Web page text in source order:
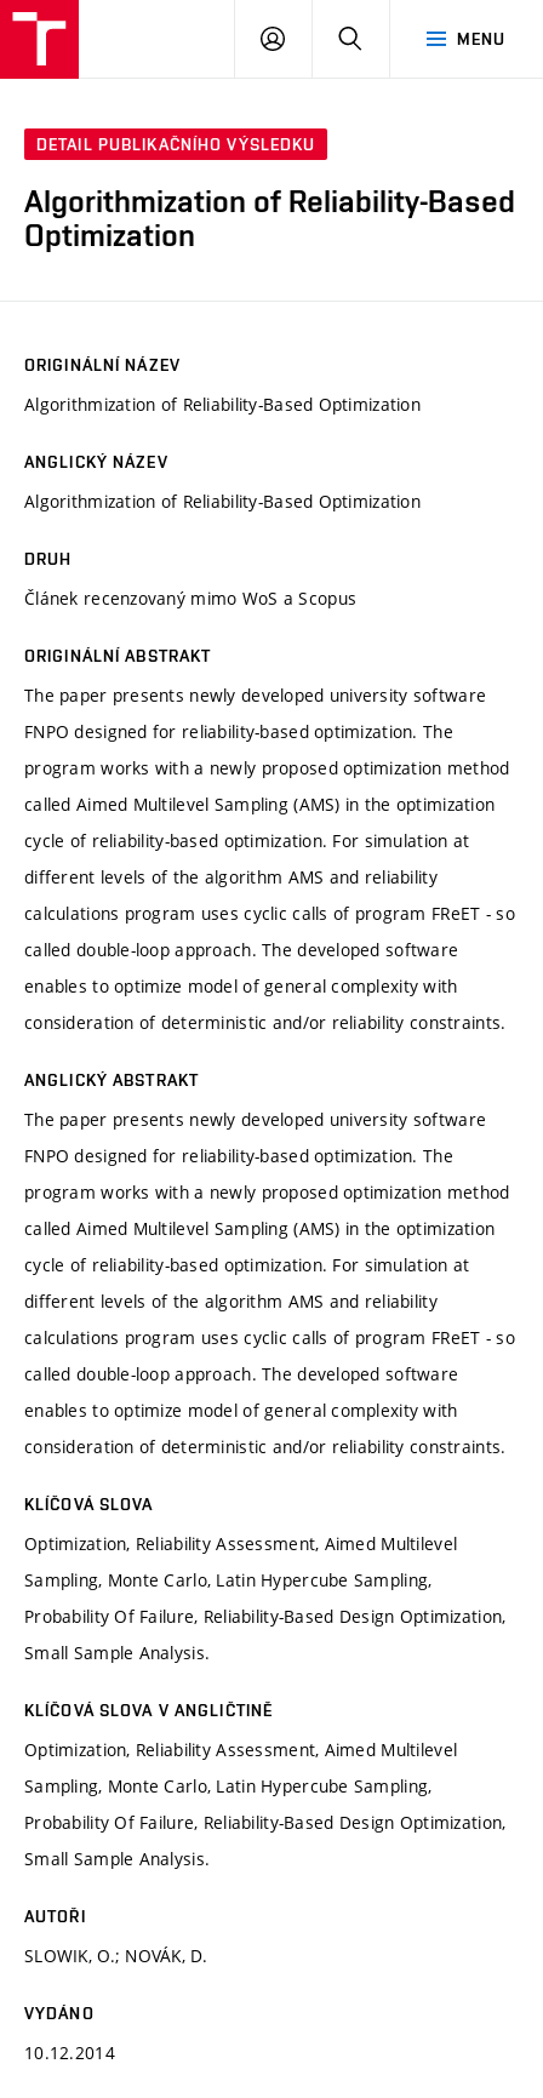
MENU
PŘIHLÁSIT
DETAIL PUBLIKAČNÍHO VÝSLEDKU
Algorithmization of Reliability-Based
Optimization
ORIGINÁLNÍ NÁZEV
Algorithmization of Reliability-Based Optimization
ANGLICKÝ NÁZEV
Algorithmization of Reliability-Based Optimization
DRUH
Článek recenzovaný mimo WoS a Scopus
ORIGINÁLNÍ ABSTRAKT
The paper presents newly developed university software
FNPO designed for reliability-based optimization. The
program works with a newly proposed optimization method
called Aimed Multilevel Sampling (AMS) in the optimization
cycle of reliability-based optimization. For simulation at
different levels of the algorithm AMS and reliability
calculations program uses cyclic calls of program FReET - so
called double-loop approach. The developed software
enables to optimize model of general complexity with
consideration of deterministic and/or reliability constraints.
ANGLICKÝ ABSTRAKT
The paper presents newly developed university software
FNPO designed for reliability-based optimization. The
program works with a newly proposed optimization method
called Aimed Multilevel Sampling (AMS) in the optimization
cycle of reliability-based optimization. For simulation at
different levels of the algorithm AMS and reliability
calculations program uses cyclic calls of program FReET - so
called double-loop approach. The developed software
enables to optimize model of general complexity with
consideration of deterministic and/or reliability constraints.
KLÍČOVÁ SLOVA
Optimization, Reliability Assessment, Aimed Multilevel
Sampling, Monte Carlo, Latin Hypercube Sampling,
Probability Of Failure, Reliability-Based Design Optimization,
Small Sample Analysis.
KLÍČOVÁ SLOVA V ANGLIČTINĚ
Optimization, Reliability Assessment, Aimed Multilevel
Sampling, Monte Carlo, Latin Hypercube Sampling,
Probability Of Failure, Reliability-Based Design Optimization,
Small Sample Analysis.
AUTOŘI
SLOWIK, O.; NOVÁK, D.
VYDÁNO
10.12.2014